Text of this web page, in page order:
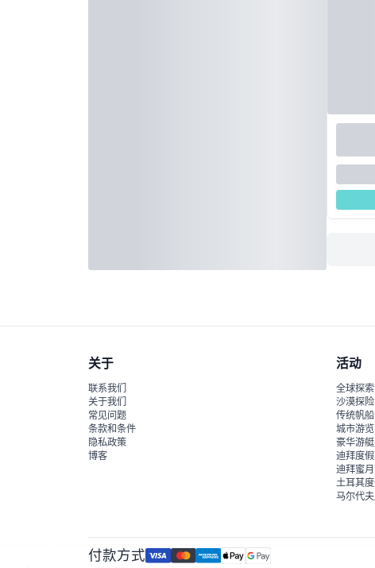
关于
联系我们
关于我们
常见问题
条款和条件
隐私政策
博客
活动
全球探索
沙漠探险
传统帆
城市游览
豪华游艇
迪拜度
迪拜蜜
土耳其
马尔代
付款方式